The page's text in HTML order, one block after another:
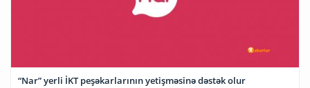
“Nar” yerli İKT peşəkarlarının yetişməsinə dəstək olur